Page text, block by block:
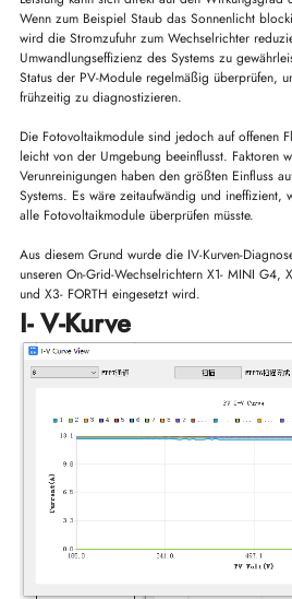
Wenn zum Beispiel Staub das Sonnenlicht
wird die Stromzufuhr zum Wechselrichter
Umwandlungseffizienz des Systems zu
Status der PV-Module regelmäßig überprüfen,
frühzeitig zu diagnostizieren.
Die Fotovoltaikmodule sind jedoch auf offenen
leicht von der Umgebung beeinflusst. Faktoren
Verunreinigungen haben den größten Einfluss
Systems. Es wäre zeitaufwändig und ineffizient,
alle Fotovoltaikmodule überprüfen müsste.
Aus diesem Grund wurde die IV-Kurven-
unseren On-Grid-Wechselrichtern X1- MINI G4,
und X3- FORTH eingesetzt wird.
I- V-Kurve